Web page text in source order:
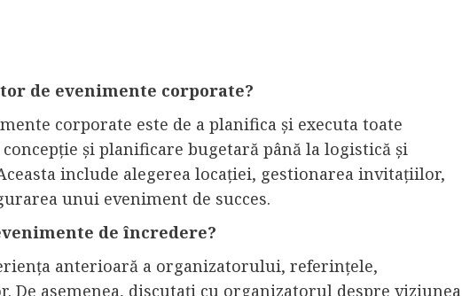
de evenimente corporate?
corporate este de a planifica și executa toate
și planificare bugetară până la logistică și
include alegerea locației, gestionarea invitațiilor,
unui eveniment de succes.
de încredere?
anterioară a organizatorului, referințele,
asemenea, discutați cu organizatorul despre viziunea